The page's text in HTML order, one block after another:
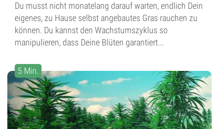
Du musst nicht monatelang darauf warten, endlich Dein
eigenes, zu Hause selbst angebautes Gras rauchen zu
können. Du kannst den Wachstumszyklus so
manipulieren, dass Deine Blüten garantiert...
5 Min.